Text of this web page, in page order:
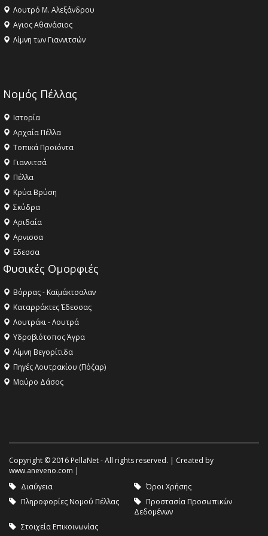
Λουτρό Μ. Αλεξάνδρου
Αγιος Αθανάσιος
Λίμνη των Γιαννιτσών
Νομός Πέλλας
Ιστορία
Αρχαία Πέλλα
Τοπικά Προϊόντα
Γιαννιτσά
Πέλλα
Κρύα Βρύση
Σκύδρα
Αριδαία
Aρνισσα
Eδεσσα
Φυσικές Ομορφιές
Βόρρας - Καϊμάκτσαλαν
Καταρράκτες Έδεσσας
Λουτράκι - Λουτρά
Υδροβιότοπος Άγρα
Λίμνη Βεγορίτιδα
Πηγές Λουτρακίου (Πόζαρ)
Μαύρο Δάσος
Copyright © 2016 PellaNet - All rights reserved. | Created by
www.aneveno.com |
Διαύγεια
Όροι Χρήσης
Πληροφορίες Νομού Πέλλας
Προστασία Προσωπικών
Δεδομένων
Στοιχεία Επικοινωνίας